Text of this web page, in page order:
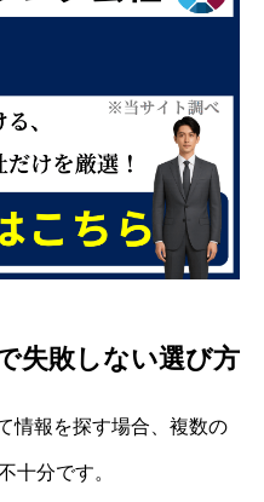
失敗しない選び方
情報を探す場合、複数の
十分です。